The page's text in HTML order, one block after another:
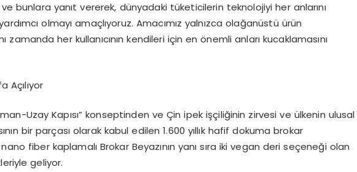
bunlara yanıt vererek, dünyadaki tüketicilerin teknolojiyi her anlarını
olmayı amaçlıyoruz. Amacımız yalnızca olağanüstü ürün
her kullanıcının kendileri için en önemli anları kucaklamasını
Açılıyor
Uzay Kapısı” konseptinden ve Çin ipek işçiliğinin zirvesi ve ülkenin ulusal
bir parçası olarak kabul edilen 1.600 yıllık hafif dokuma brokar
fiber kaplamalı Brokar Beyazının yanı sıra iki vegan deri seçeneği olan
geliyor.